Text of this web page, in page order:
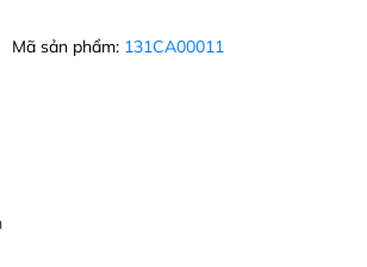
Mã sản phẩm: 131CA00011